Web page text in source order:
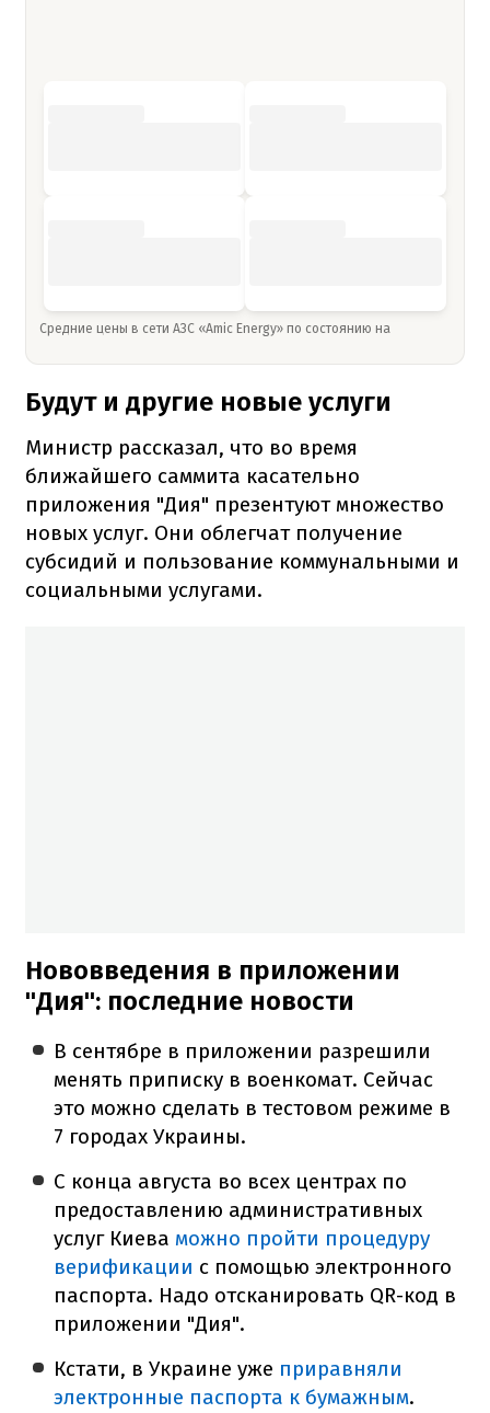
Средние цены в сети АЗС «Amic Energy» по состоянию на
Будут и другие новые услуги
Министр рассказал, что во время
ближайшего саммита касательно
приложения "Дия" презентуют множество
новых услуг. Они облегчат получение
субсидий и пользование коммунальными и
социальными услугами.
Нововведения в приложении
"Дия": последние новости
В сентябре в приложении разрешили
менять приписку в военкомат. Сейчас
это можно сделать в тестовом режиме в
7 городах Украины.
С конца августа во всех центрах по
предоставлению административных
услуг Киева можно пройти процедуру
верификации с помощью электронного
паспорта. Надо отсканировать QR-код в
приложении "Дия".
Кстати, в Украине уже приравняли
электронные паспорта к бумажным.